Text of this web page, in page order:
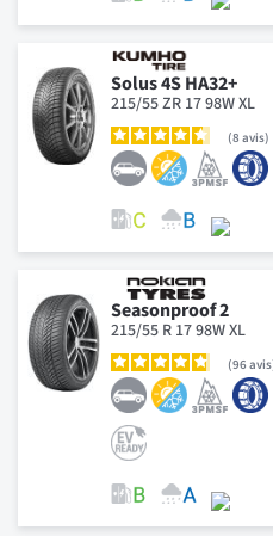
Solus 4S HA32+
215/55 ZR 17 98W XL
8 avis
Seasonproof 2
215/55 R 17 98W XL
96avis